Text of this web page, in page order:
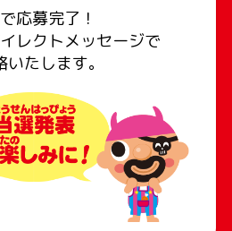
応募完了！
レクトメッセージで
いたします。